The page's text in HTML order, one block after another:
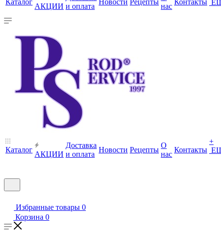
Каталог
АКЦИИ и оплата
Новости Рецепты
нас
Контакты
Каталог
АКЦИИ
Доставка
и оплата
Новости Рецепты
О
нас
Контакты
+
Избранные товары 0
Корзина 0